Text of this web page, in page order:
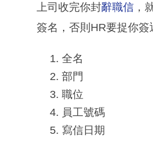
上司收完你封辭職信 ，
簽名，否則HR要捉你簽
全名
部門
職位
員工號碼
寫信日期